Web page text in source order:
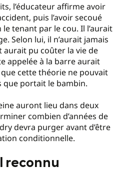
l’éducateur affirme avoir
puis l’avoir secoué
tenant par le cou. Il l’aurait
Selon lui, il n’aurait jamais
aurait pu coûter la vie de
appelée à la barre aurait
cette théorie ne pouvait
que portait le bambin.
auront lieu dans deux
combien d’années de
devra purger avant d’être
conditionnelle.
reconnu